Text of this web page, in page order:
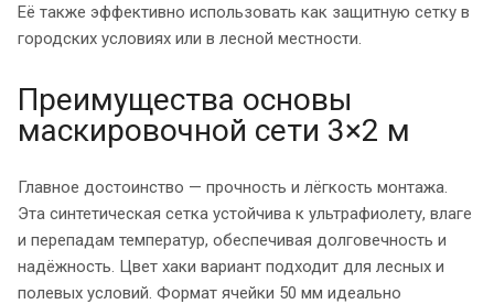
Её также эффективно использовать как защитную сетку в
городских условиях или в лесной местности.
Преимущества основы
маскировочной сети 3×2 м
Главное достоинство — прочность и лёгкость монтажа.
Эта синтетическая сетка устойчива к ультрафиолету, влаге
и перепадам температур, обеспечивая долговечность и
надёжность. Цвет хаки вариант подходит для лесных и
полевых условий. Формат ячейки 50 мм идеально